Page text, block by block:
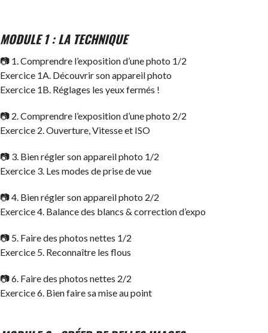
MODULE 1 : LA TECHNIQUE
📷 1. Comprendre l’exposition d’une photo 1/2
Exercice 1A. Découvrir son appareil photo
Exercice 1B. Réglages les yeux fermés !
📷 2. Comprendre l’exposition d’une photo 2/2
Exercice 2. Ouverture, Vitesse et ISO
📷 3. Bien régler son appareil photo 1/2
Exercice 3. Les modes de prise de vue
📷 4. Bien régler son appareil photo 2/2
Exercice 4. Balance des blancs & correction d’expo
📷 5. Faire des photos nettes 1/2
Exercice 5. Reconnaître les flous
📷 6. Faire des photos nettes 2/2
Exercice 6. Bien faire sa mise au point